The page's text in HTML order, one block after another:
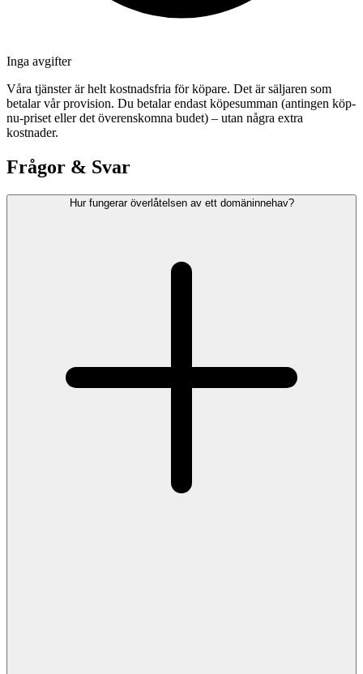
Inga avgifter
Våra tjänster är helt kostnadsfria för köpare. Det är säljaren som
betalar vår provision. Du betalar endast köpesumman (antingen köp-
nu-priset eller det överenskomna budet) – utan några extra
kostnader.
Frågor & Svar
Hur fungerar överlåtelsen av ett domäninnehav?